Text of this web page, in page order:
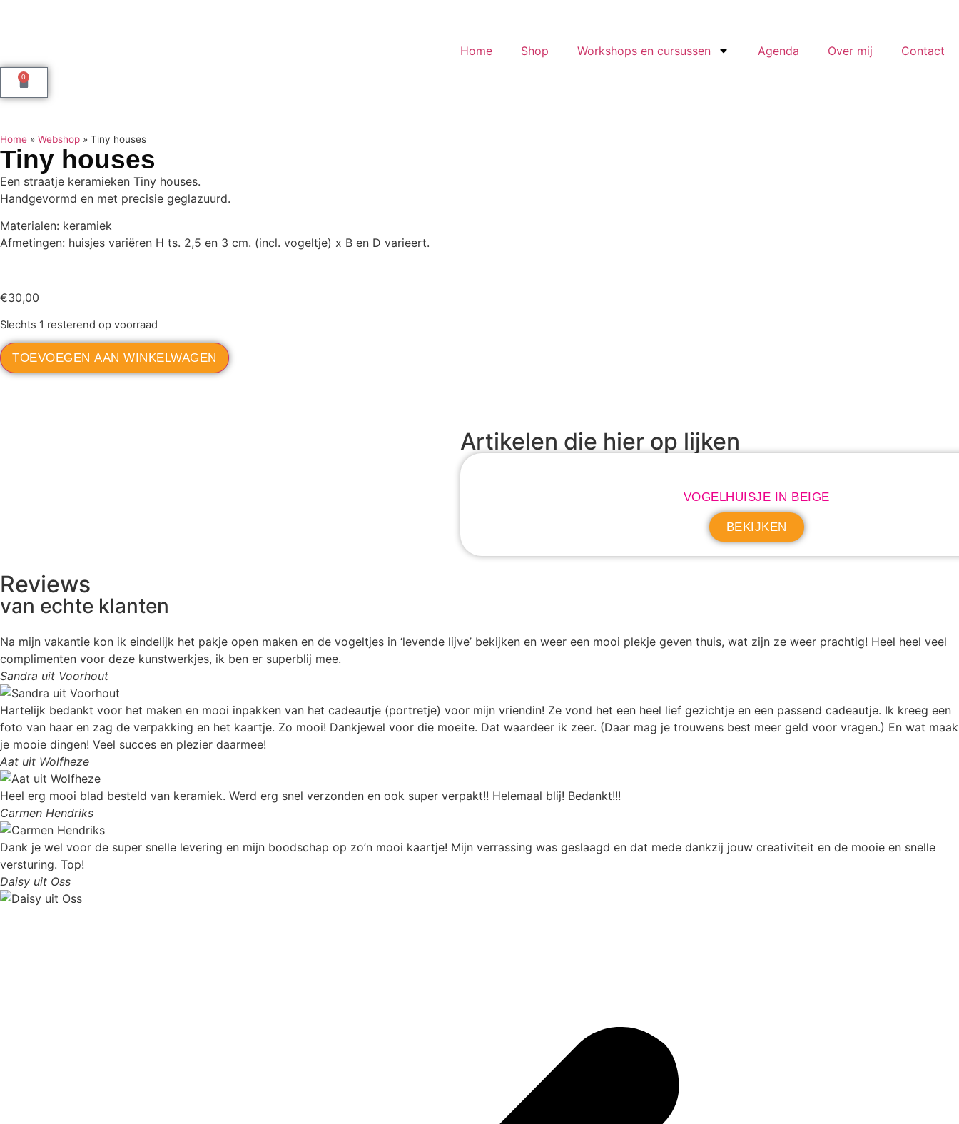
Home Shop Workshops en cursussen Agenda Over mij Contact
0
Home » Webshop » Tiny houses
Tiny houses
Een straatje keramieken Tiny houses.
Handgevormd en met precisie geglazuurd.
Materialen: keramiek
Afmetingen: huisjes variëren H ts. 2,5 en 3 cm. (incl. vogeltje) x B en D varieert.
€30,00
Slechts 1 resterend op voorraad
TOEVOEGEN AAN WINKELWAGEN
Artikelen die hier op lijken
VOGELHUISJE IN BEIGE
BEKIJKEN
Reviews
van echte klanten
Na mijn vakantie kon ik eindelijk het pakje open maken en de vogeltjes in ‘levende lijve’ bekijken en weer een mooi plekje geven thuis, wat zijn ze weer prachtig! Heel heel veel
complimenten voor deze kunstwerkjes, ik ben er superblij mee.
Sandra uit Voorhout
Hartelijk bedankt voor het maken en mooi inpakken van het cadeautje (portretje) voor mijn vriendin! Ze vond het een heel lief gezichtje en een passend cadeautje. Ik kreeg een
foto van haar en zag de verpakking en het kaartje. Zo mooi! Dankjewel voor die moeite. Dat waardeer ik zeer. (Daar mag je trouwens best meer geld voor vragen.) En wat maak
je mooie dingen! Veel succes en plezier daarmee!
Aat uit Wolfheze
Heel erg mooi blad besteld van keramiek. Werd erg snel verzonden en ook super verpakt!! Helemaal blij! Bedankt!!!
Carmen Hendriks
Dank je wel voor de super snelle levering en mijn boodschap op zo’n mooi kaartje! Mijn verrassing was geslaagd en dat mede dankzij jouw creativiteit en de mooie en snelle
versturing. Top!
Daisy uit Oss